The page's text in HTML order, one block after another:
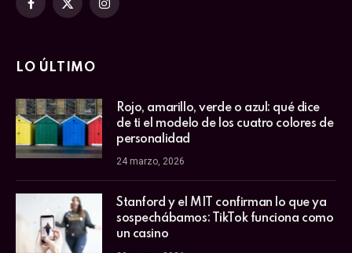
Facebook
X
Instagram
LO ÚLTIMO
Rojo, amarillo, verde o azul: qué dice
de ti el modelo de los cuatro colores de
personalidad
24 marzo, 2026
Stanford y el MIT confirman lo que ya
sospechábamos: TikTok funciona como
un casino